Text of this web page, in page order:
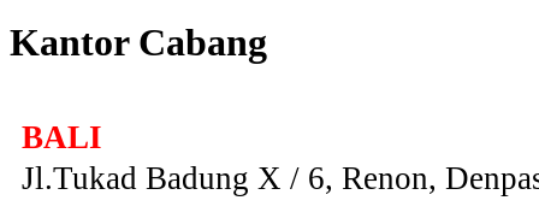
Kantor Cabang
BALI
Jl.Tukad Badung X / 6, Renon,